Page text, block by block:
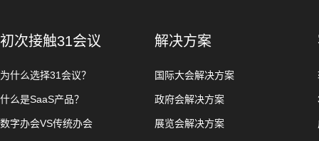
初次接触31会议
为什么选择31会议？
什么是SaaS产品？
数字办会VS传统办会
解决方案
国际大会解决方案
政府会解决方案
展览会解决方案